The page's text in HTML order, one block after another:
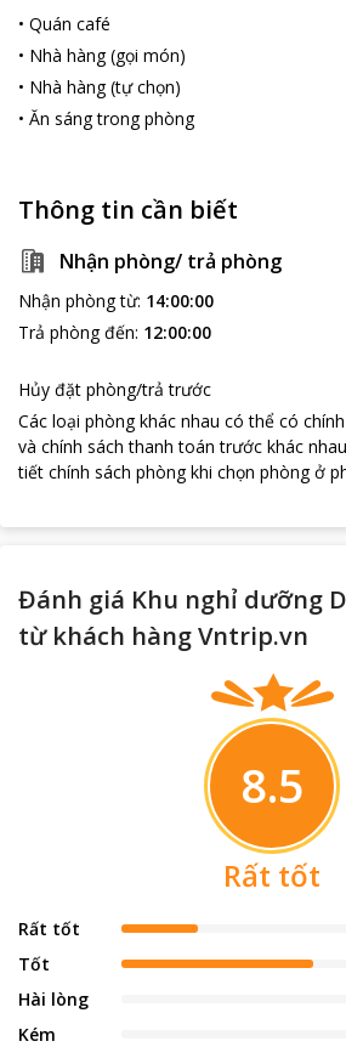
• Quán café
• Nhà hàng (gọi món)
• Nhà hàng (tự chọn)
• Ăn sáng trong phòng
Thông tin cần biết
Nhận phòng/ trả phòng
Nhận phòng từ: 14:00:00
Trả phòng đến: 12:00:00
Hủy đặt phòng/trả trước
Các loại phòng khác nhau có thể có
và chính sách thanh toán trước khác nhau
tiết chính sách phòng khi chọn phòng ở
Đánh giá Khu nghỉ dưỡng
từ khách hàng Vntrip.vn
8.5
Rất tốt
Rất tốt
Tốt
Hài lòng
Kém